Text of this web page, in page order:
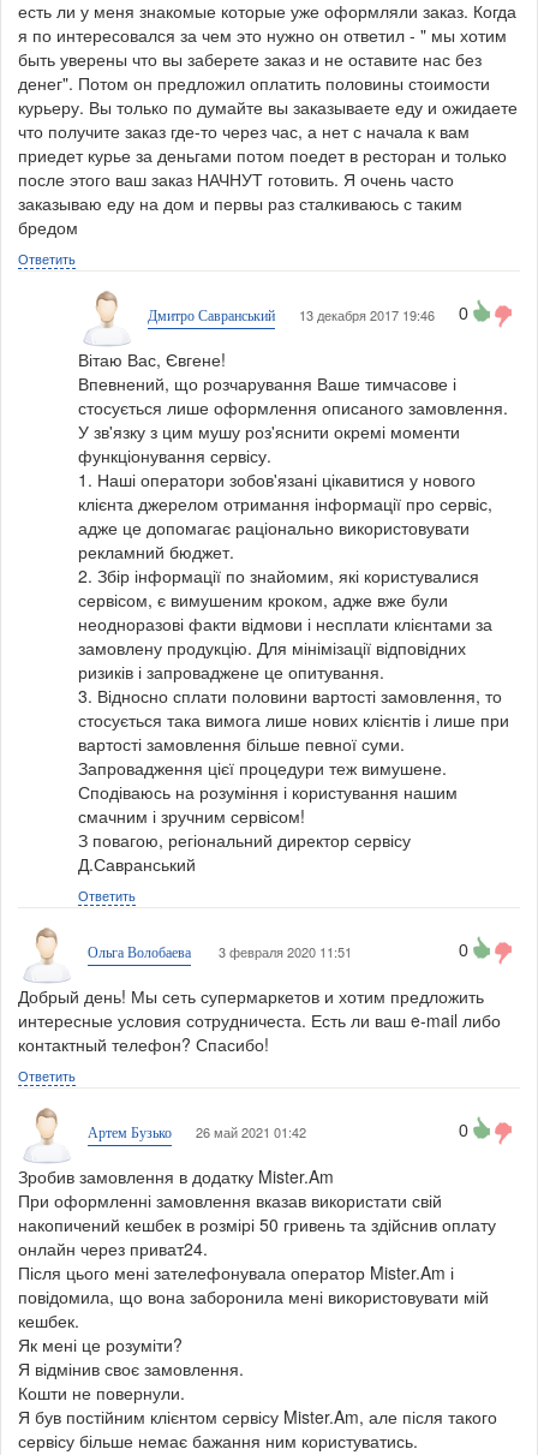
есть ли у меня знакомые которые уже оформляли заказ. Когда
я по интересовался за чем это нужно он ответил - " мы хотим
быть уверены что вы заберете заказ и не оставите нас без
денег". Потом он предложил оплатить половины стоимости
курьеру. Вы только по думайте вы заказываете еду и ожидаете
что получите заказ где-то через час, а нет с начала к вам
приедет курье за деньгами потом поедет в ресторан и только
после этого ваш заказ НАЧНУТ готовить. Я очень часто
заказываю еду на дом и первы раз сталкиваюсь с таким
бредом
Ответить
Дмитро Савранський 13 декабря 2017 19:46 0
Вітаю Вас, Євгене!
Впевнений, що розчарування Ваше тимчасове і
стосується лише оформлення описаного замовлення.
У зв'язку з цим мушу роз'яснити окремі моменти
функціонування сервісу.
1. Наші оператори зобов'язані цікавитися у нового
клієнта джерелом отримання інформації про сервіс,
адже це допомагає раціонально використовувати
рекламний бюджет.
2. Збір інформації по знайомим, які користувалися
сервісом, є вимушеним кроком, адже вже були
неодноразові факти відмови і несплати клієнтами за
замовлену продукцію. Для мінімізації відповідних
ризиків і запроваджене це опитування.
3. Відносно сплати половини вартості замовлення, то
стосується така вимога лише нових клієнтів і лише при
вартості замовлення більше певної суми.
Запровадження цієї процедури теж вимушене.
Сподіваюсь на розуміння і користування нашим
смачним і зручним сервісом!
З повагою, регіональний директор сервісу
Д.Савранський
Ответить
Ольга Волобаева 3 февраля 2020 11:51 0
Добрый день! Мы сеть супермаркетов и хотим предложить
интересные условия сотрудничеста. Есть ли ваш e-mail либо
контактный телефон? Спасибо!
Ответить
Артем Бузько 26 май 2021 01:42 0
Зробив замовлення в додатку Mister.Am
При оформленні замовлення вказав використати свій
накопичений кешбек в розмірі 50 гривень та здійснив оплату
онлайн через приват24.
Після цього мені зателефонувала оператор Mister.Am і
повідомила, що вона заборонила мені використовувати мій
кешбек.
Як мені це розуміти?
Я відмінив своє замовлення.
Кошти не повернули.
Я був постійним клієнтом сервісу Mister.Am, але після такого
сервісу більше немає бажання ним користуватись.